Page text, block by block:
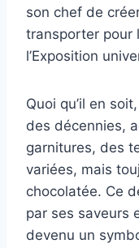
son chef de
transporter pour
l’Exposition
Quoi qu’il en
des décennies,
garnitures, des
variées, mais
chocolatée. Ce
par ses saveurs
devenu un